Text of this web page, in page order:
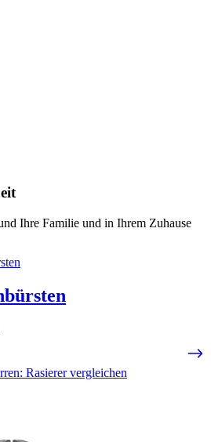
Ihre Familie und in Ihrem Zuhause
Rasierer vergleichen